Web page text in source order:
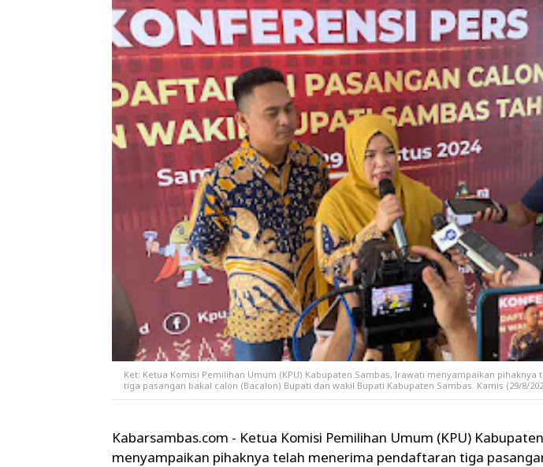
Ket: Ketua Komisi Pemilihan Umum (KPU) Kabupaten Sambas, Irawati menyampaikan
tiga pasangan bakal calon (Bacalon) Bupati dan wakil Bupati Kabupaten Sambas. Kamis (29/8/
Kabarsambas.com - Ketua Komisi Pemilihan Umum (KPU)
menyampaikan pihaknya telah menerima pendaftaran tiga